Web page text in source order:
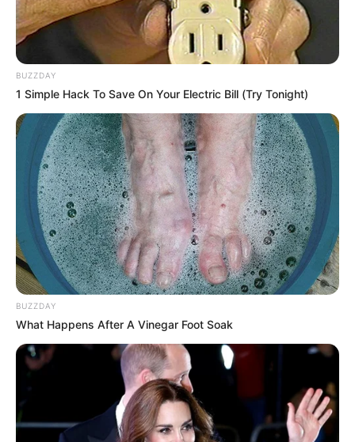
TEMAS RELACIONADOS
GUAJIRA ACCIDENTE DE TRÁNSITO
MUERTOS
NOTICIAS LA GUAJIRA
MANTÉNGASE EN ALERTA
Tenemos todas las noticias que le
interesan. Para estar bien informado, por
favor, active las notificaciones de Alerta.
ACTIVAR AHORA
TEMAS DESTACADOS
EMERGENCIAS POR LLUVIAS
FUERTES LLUVIAS
VIA AL LLANO
BUZZDAY
1 Simple Hack To Save On Your Electric Bill (Try Tonight)
BUZZDAY
What Happens After A Vinegar Foot Soak